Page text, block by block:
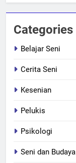
Categories
Belajar Seni
Cerita Seni
Kesenian
Pelukis
Psikologi
Seni dan Budaya